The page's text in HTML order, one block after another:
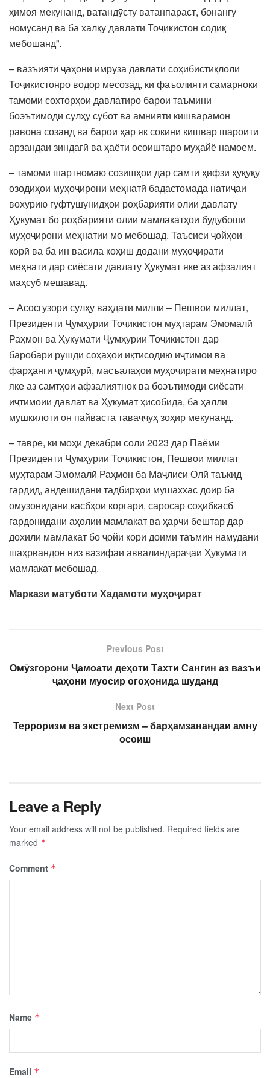
ҳимоя мекунанд, ватандӯсту ватанпараст, бонангу
номусанд ва ба халқу давлати Тоҷикистон содиқ
мебошанд”.
– вазъияти ҷаҳони имрӯза давлати соҳибистиқлоли
Тоҷикистонро водор месозад, ки фаъолияти самарноки
тамоми сохторҳои давлатиро барои таъмини
боэътимоди сулҳу субот ва амнияти кишварамон
равона созанд ва барои ҳар як сокини кишвар шароити
арзандаи зиндагӣ ва ҳаёти осоиштаро муҳайё намоем.
– тамоми шартномаю созишҳои дар самти ҳифзи ҳуқуқу
озодиҳои муҳоҷирони меҳнатӣ бадастомада натиҷаи
вохӯрию гуфтушунидҳои роҳбарияти олии давлату
Ҳукумат бо роҳбарияти олии мамлакатҳои будубоши
муҳоҷирони меҳнатии мо мебошад. Таъсиси ҷойҳои
корӣ ва ба ин васила коҳиш додани муҳоҷирати
меҳнатӣ дар сиёсати давлату Ҳукумат яке аз афзалият
маҳсуб мешавад.
– Асосгузори сулҳу ваҳдати миллӣ – Пешвои миллат,
Президенти Ҷумҳурии Тоҷикистон муҳтарам Эмомалӣ
Раҳмон ва Ҳукумати Ҷумҳурии Тоҷикистон дар
баробари рушди соҳаҳои иқтисодию иҷтимоӣ ва
фарҳанги ҷумҳурӣ, масъалаҳои муҳоҷирати меҳнатиро
яке аз самтҳои афзалиятнок ва боэътимоди сиёсати
иҷтимоии давлат ва Ҳукумат ҳисобида, ба ҳалли
мушкилоти он пайваста таваҷҷуҳ зоҳир мекунанд.
– тавре, ки моҳи декабри соли 2023 дар Паёми
Президенти Ҷумҳурии Тоҷикистон, Пешвои миллат
муҳтарам Эмомалӣ Раҳмон ба Маҷлиси Олӣ таъкид
гардид, андешидани тадбирҳои мушаххас доир ба
омӯзонидани касбҳои коргарӣ, саросар соҳибкасб
гардонидани аҳолии мамлакат ва ҳарчи бештар дар
дохили мамлакат бо ҷойи кори доимӣ таъмин намудани
шаҳрвандон низ вазифаи аввалиндараҷаи Ҳукумати
мамлакат мебошад.
Маркази матуботи Хадамоти муҳоҷират
Previous Post
Омӯзгорони Ҷамоати деҳоти Тахти Сангин аз вазъи
ҷаҳони муосир огоҳонида шуданд
Next Post
Терроризм ва экстремизм – барҳамзанандаи амну
осоиш
Leave a Reply
Your email address will not be published. Required fields are
marked *
Comment *
Name *
Email *